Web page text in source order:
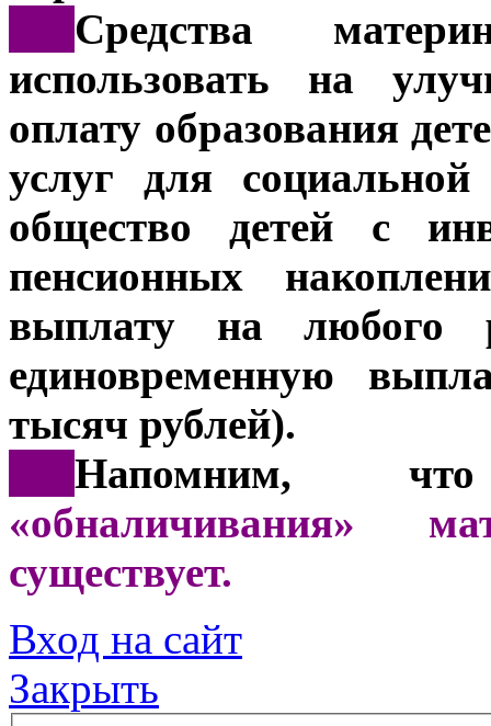
Средства
использовать на
оплату образования
услуг для
общество детей с
пенсионных
выплату на любого
единовременную
тысяч рублей).
Напомним,
«обналичивания»
существует.
Вход на сайт
Закрыть